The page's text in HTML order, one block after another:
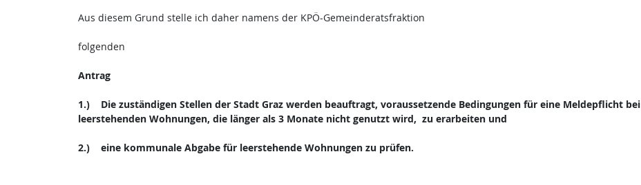
Aus diesem Grund stelle ich daher namens der KPÖ-Gemeinderatsfraktion
folgenden
Antrag
1.) Die zuständigen Stellen der Stadt Graz werden beauftragt, voraussetzende Bedingungen für eine Meldepflicht bei
leerstehenden Wohnungen, die länger als 3 Monate nicht genutzt wird, zu erarbeiten und
2.) eine kommunale Abgabe für leerstehende Wohnungen zu prüfen.